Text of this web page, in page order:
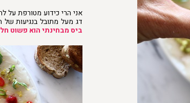
אני הרי כידוע מטורפת על
דג מעל מתובל בנגיעות של
ביס מבחינתי הוא פשוט